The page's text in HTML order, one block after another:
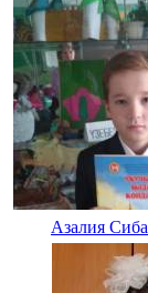
Азалия